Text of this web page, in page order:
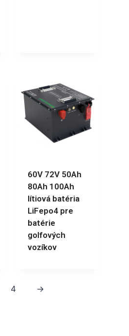
60V 72V 50Ah
80Ah 100Ah
lítiová batéria
LiFepo4 pre
batérie
golfových
vozíkov
4 →